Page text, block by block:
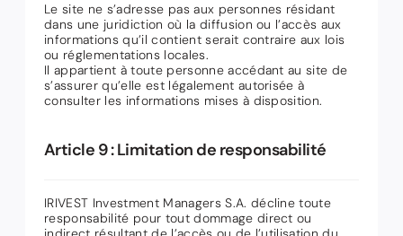
Le site ne s’adresse pas aux personnes résidant
dans une juridiction où la diffusion ou l’accès aux
informations qu’il contient serait contraire aux lois
ou réglementations locales.
Il appartient à toute personne accédant au site de
s’assurer qu’elle est légalement autorisée à
consulter les informations mises à disposition.
Article 9 : Limitation de responsabilité
IRIVEST Investment Managers S.A. décline toute
responsabilité pour tout dommage direct ou